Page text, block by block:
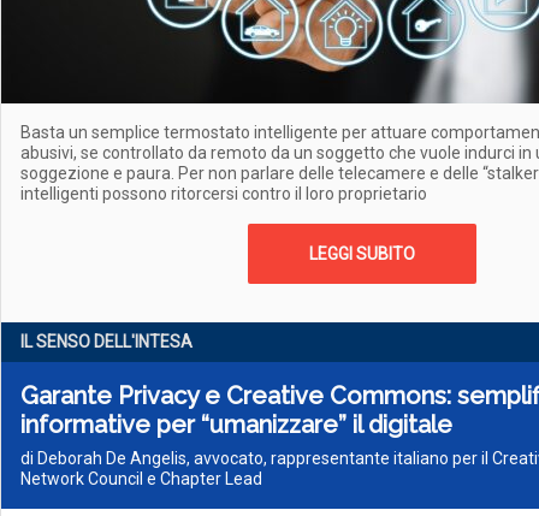
Basta un semplice termostato intelligente per attuare
abusivi, se controllato da remoto da un soggetto che vuole indurci in
soggezione e paura. Per non parlare delle telecamere e delle
intelligenti possono ritorcersi contro il loro proprietario
LEGGI SUBITO
IL SENSO DELL'INTESA
Garante Privacy e Creative Commons:
informative per “umanizzare” il digitale
di Deborah De Angelis, avvocato, rappresentante italiano per il
Network Council e Chapter Lead